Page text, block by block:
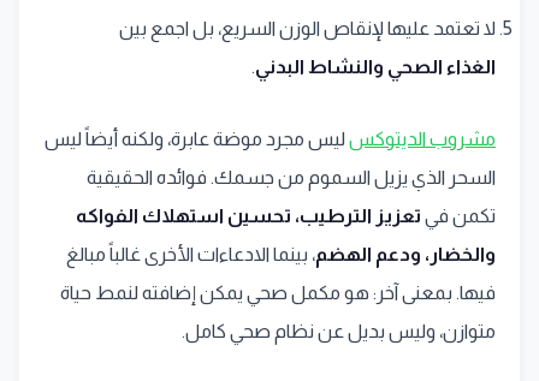
لا تعتمد عليها لإنقاص الوزن السريع، بل اجمع بين
الغذاء الصحي والنشاط البدني.
مشروب الديتوكس ليس مجرد موضة عابرة، ولكنه أيضاً ليس
السحر الذي يزيل السموم من جسمك. فوائده الحقيقية
تكمن في تعزيز الترطيب، تحسين استهلاك الفواكه
والخضار، ودعم الهضم، بينما الادعاءات الأخرى غالباً مبالغ
فيها. بمعنى آخر: هو مكمل صحي يمكن إضافته لنمط حياة
متوازن، وليس بديل عن نظام صحي كامل.